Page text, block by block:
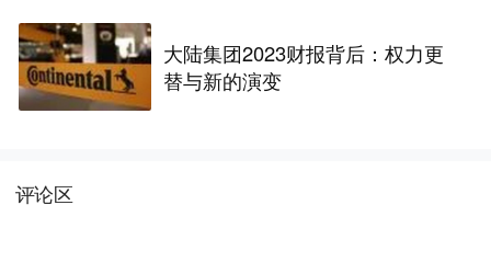
大陆集团2023财报背后：权力更
替与新的演变
评论区